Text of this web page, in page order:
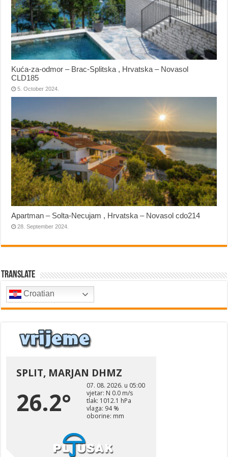
Kuća-za-odmor – Brac-Splitska , Hrvatska – Novasol
CLD185
5. October 2024.
Apartman – Solta-Necujam , Hrvatska – Novasol cdo214
28. September 2024.
Translate
Croatian